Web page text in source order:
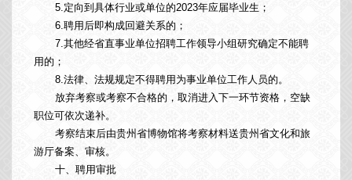
5.定向到具体行业或单位的2023年应届毕业生；
6.聘用后即构成回避关系的；
7.其他经省直事业单位招聘工作领导小组研究确定不能聘
用的；
8.法律、法规规定不得聘用为事业单位工作人员的。
放弃考察或考察不合格的，取消进入下一环节资格，空缺
职位可依次递补。
考察结束后由贵州省博物馆将考察材料送贵州省文化和旅
游厅备案、审核。
十、聘用审批